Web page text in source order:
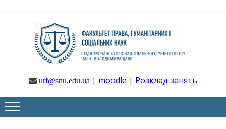
navigation
І
urf@snu.edu.ua | moodle | Розклад занять